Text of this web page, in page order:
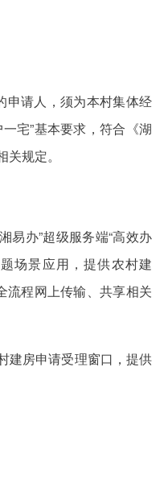
申请人，须为本村集体经
宅”基本要求，符合《湖
规定。
易办”超级服务端“高效办
场景应用，提供农村建
流程网上传输、共享相关
建房申请受理窗口，提供